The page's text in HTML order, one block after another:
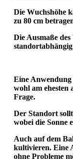
Die Wuchshöhe
zu 80 cm
Die Ausmaße
Eine
wohl am ehesten
Frage.
Der Standort
wobei die Sonne
Auch auf dem
kultivieren. Eine
ohne Probleme